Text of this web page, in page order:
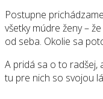
Postupne
všetky múdre ženy –
od seba. Okolie sa
A pridá sa o to radšej,
tu pre nich so svojou